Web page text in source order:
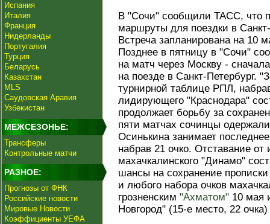
Испания
Италия
Франция
Нидерланды
Португалия
Турция
Беларусь
Казахстан
MLS
Саудовская Аравия
Узбекистан
МЕЖСЕЗОНЬЕ:
Трансферы
Контрольные матчи
РАЗНОЕ:
Прогнозы от ФНК
Российские новости
Мировые Новости
Коэффициенты УЕФА
В "Сочи" сообщили ТАСС, что
маршруты для поездки в
Встреча запланирована на 10
Позднее в пятницу в "Сочи"
на матч через Москву -
на поезде в Санкт-Петербург.
турнирной таблице РПЛ,
лидирующего "Краснодара"
продолжает борьбу за
пяти матчах сочинцы
Осинькина занимает
набрав 21 очко. Отставание
махачкалинского "Динамо"
шансы на сохранение
и любого набора очков
грозненским "Ахматом" 10 мая
Новгород" (15-е место, 22